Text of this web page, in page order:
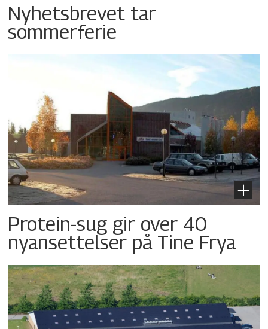
Nyhetsbrevet tar
sommerferie
Protein-sug gir over 40
nyansettelser på Tine Frya